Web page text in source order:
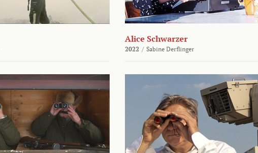
Alice Schwarzer
2022 / Sabine Derflinger